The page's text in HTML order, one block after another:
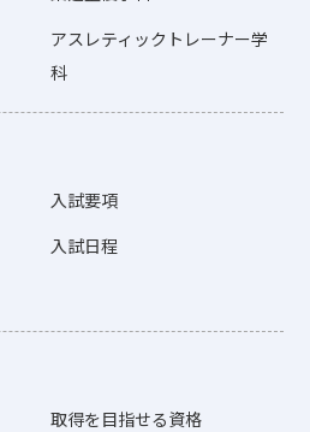
アスレティックトレーナー学
科
入試要項
入試日程
取得を目指せる資格